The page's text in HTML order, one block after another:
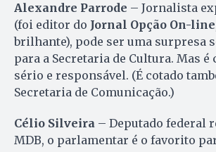
Alexandre Parrode – Jornalista
(foi editor do Jornal Opção On-line
brilhante), pode ser uma surpresa
para a Secretaria de Cultura. Mas é
sério e responsável. (É cotado
Secretaria de Comunicação.)
Célio Silveira – Deputado federal
MDB, o parlamentar é o favorito